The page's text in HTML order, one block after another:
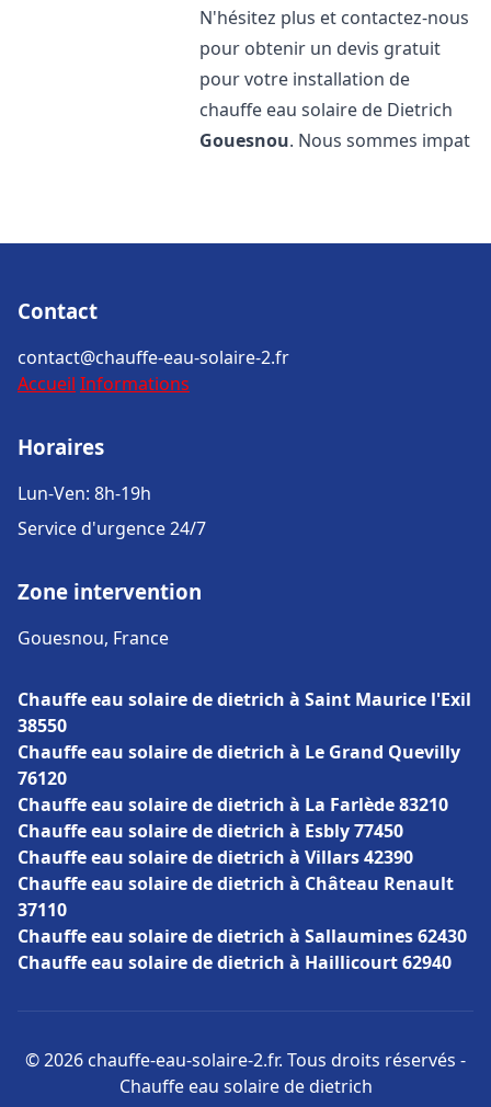
N'hésitez plus et contactez-nous
pour obtenir un devis gratuit
pour votre installation de
chauffe eau solaire de Dietrich
Gouesnou. Nous sommes impat
Contact
contact@chauffe-eau-solaire-2.fr
Accueil Informations
Horaires
Lun-Ven: 8h-19h
Service d'urgence 24/7
Zone intervention
Gouesnou, France
Chauffe eau solaire de dietrich à Saint Maurice l'Exil
38550
Chauffe eau solaire de dietrich à Le Grand Quevilly
76120
Chauffe eau solaire de dietrich à La Farlède 83210
Chauffe eau solaire de dietrich à Esbly 77450
Chauffe eau solaire de dietrich à Villars 42390
Chauffe eau solaire de dietrich à Château Renault
37110
Chauffe eau solaire de dietrich à Sallaumines 62430
Chauffe eau solaire de dietrich à Haillicourt 62940
© 2026 chauffe-eau-solaire-2.fr. Tous droits réservés -
Chauffe eau solaire de dietrich